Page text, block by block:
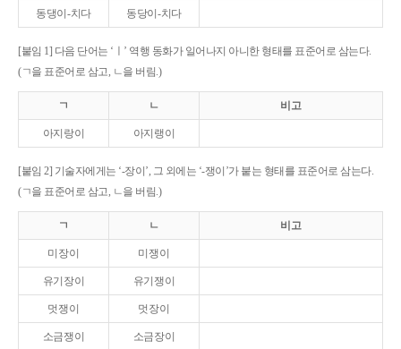
동댕이-치다 동당이-치다
[붙임 1] 다음 단어는 ‘ㅣ’ 역행 동화가 일어나지 아니한 형태를 표준어로 삼는다.
(ㄱ을 표준어로 삼고, ㄴ을 버림.)
ㄱ ㄴ 비고
아지랑이 아지랭이
[붙임 2] 기술자에게는 ‘-장이’, 그 외에는 ‘-쟁이’가 붙는 형태를 표준어로 삼는다.
(ㄱ을 표준어로 삼고, ㄴ을 버림.)
ㄱ ㄴ 비고
미장이 미쟁이
유기장이 유기쟁이
멋쟁이 멋장이
소금쟁이 소금장이